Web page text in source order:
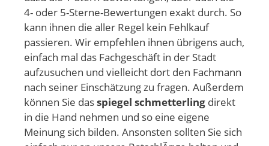
4- oder 5-Sterne-Bewertungen exakt durch. So
kann ihnen die aller Regel kein Fehlkauf
passieren. Wir empfehlen ihnen übrigens auch,
einfach mal das Fachgeschäft in der Stadt
aufzusuchen und vielleicht dort den Fachmann
nach seiner Einschätzung zu fragen. Außerdem
können Sie dasspiegel schmetterling direkt
in die Hand nehmen und so eine eigene
Meinung sich bilden. Ansonsten sollten Sie sich